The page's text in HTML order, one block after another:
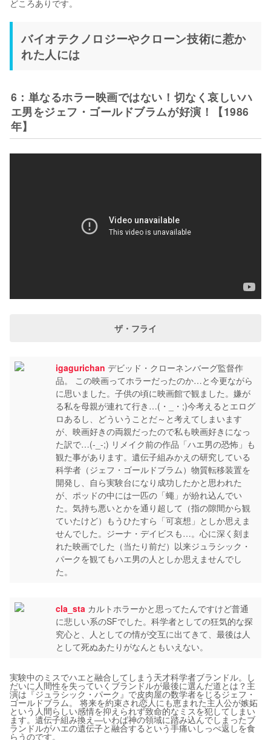
どころありです。
バイオテクノロジーやクローン技術に惹か
れた人には
6：単なるホラー映画ではない！切なく哀しいハ
エ男をジェフ・ゴールドブラムが好演！【1986
年】
ザ・フライ
igagurichan デビッド・クローネンバーグ監督作
品。 この映画ってホラーだったのか…と今更ながら
に思いました。子供の頃に映画館で観ました。嫌が
る私を母親が連れて行き…(・_・;)今考えるとエログ
ロあるし、どういうことだ～と考えてしまいます
が、映画好きの両親だったので私も映画好きになっ
た訳で…(-_-;) リメイク前の作品「ハエ男の恐怖」も
観た事があります。遺伝子組みかえの研究している
科学者（ジェフ・ゴールドブラム）物質転移装置を
開発し、自ら実験台になり成功したかと思われた
が、ポッドの中には一匹の「蠅」が紛れ込んでい
た。気持ち悪いとかを通り超して（指の隙間から観
ていたけど）もうひたすら「可哀想」としか思えま
せんでした。ジーナ・デイビスも…。心に深く刻ま
れた映画でした（当たり前だ）以来ジュラシック・
パークを観てもハエ男の人としか思えませんでし
た。
cla_sta カルトホラーかと思ってたんですけど普通
に悲しい系のSFでした。科学者としての狂気的な探
究心と、人としての情が交互に出てきて、最後は人
として死ぬあたりがなんともいえない。
実験中のミスでハエと融合してしまう天才科学者ブランドル。し
だいに人間性を失っていくブランドルが最後に選んだ道とは？主
演は『ジュラシック・パーク』で皮肉屋の数学者をじるジェフ・
ゴールドブラム。 将来を約束され恋人にも恵まれた主人公が嫉妬
という人間らしい感情を抑えられず致命的なミスを犯してしまい
ます。遺伝子組み換え―いわば神の領域に踏み込んでしまったブ
ランドルがハエの遺伝子と融合するという手痛いしっぺ返しを食
らうのです。